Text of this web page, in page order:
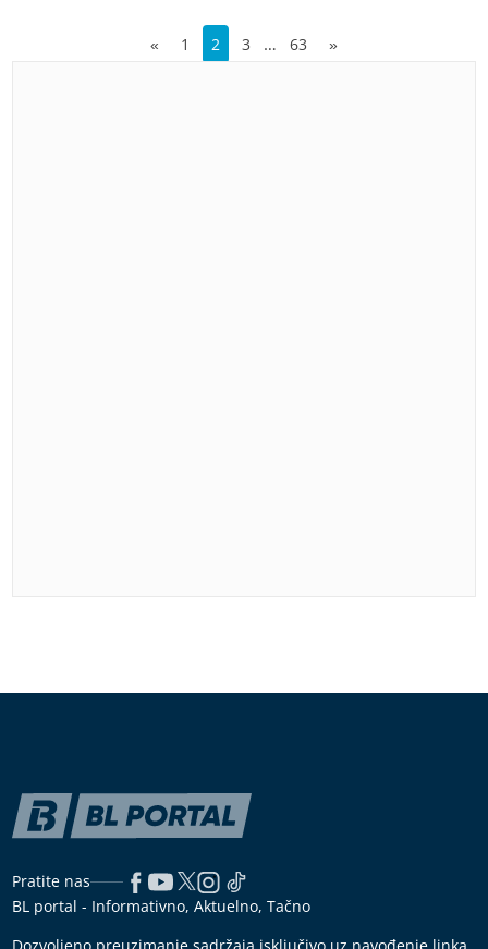
« 1 2 3 … 63 »
Pratite nas
BL portal - Informativno, Aktuelno, Tačno